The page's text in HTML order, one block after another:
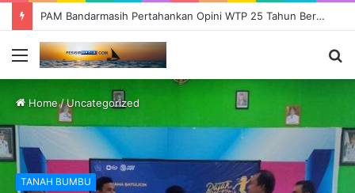
PAM Bandarmasih Pertahankan Opini WTP 25 Tahun Berturut-turut, Fokus Tingkatkan Pelayanan dan Transparansi
Menu
Home/Uncategorized
TANAH BUMBU